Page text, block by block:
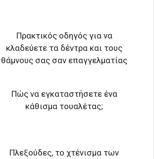
Πρακτικός οδηγός για να
κλαδεύετε τα δέντρα και τους
θάμνους σας σαν επαγγελματίας
Πώς να εγκαταστήσετε ένα
κάθισμα τουαλέτας;
Πλεξούδες, το χτένισμα των